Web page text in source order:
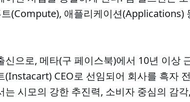
(Compute), 애플리케이션(Applications)
신으로, 메타(구 페이스북)에서 10년 이상
(Instacart) CEO로 선임되어 회사를 흑자
는 시모의 강한 추진력, 소비자 중심의 감